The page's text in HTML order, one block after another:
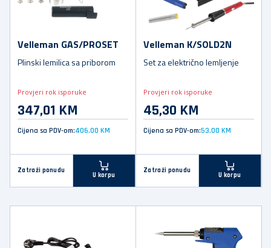
Velleman GAS/PROSET
Plinski lemilica sa priborom
Provjeri rok isporuke
347,01 KM
Cijena sa PDV-om:406,00 KM
Zatraži ponudu
U korpu
Velleman K/SOLD2N
Set za električno lemljenje
Provjeri rok isporuke
45,30 KM
Cijena sa PDV-om:53,00 KM
Zatraži ponudu
U korpu